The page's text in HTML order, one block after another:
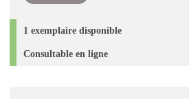
1 exemplaire disponible
Consultable en ligne